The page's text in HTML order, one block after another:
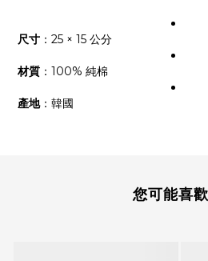
尺寸 ： 25 × 15 公分
材質 ： 100% 純棉
產地：韓國
您可能喜